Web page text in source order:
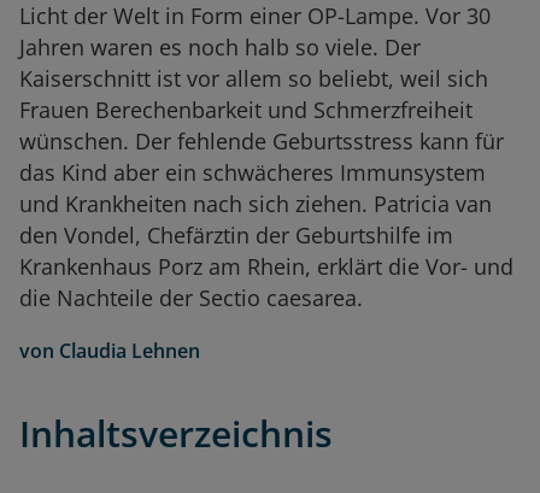
Licht der Welt in Form einer OP-Lampe. Vor 30
Jahren waren es noch halb so viele. Der
Kaiserschnitt ist vor allem so beliebt, weil sich
Frauen Berechenbarkeit und Schmerzfreiheit
wünschen. Der fehlende Geburtsstress kann für
das Kind aber ein schwächeres Immunsystem
und Krankheiten nach sich ziehen. Patricia van
den Vondel, Chefärztin der Geburtshilfe im
Krankenhaus Porz am Rhein, erklärt die Vor- und
die Nachteile der Sectio caesarea.
von Claudia Lehnen
Inhaltsverzeichnis